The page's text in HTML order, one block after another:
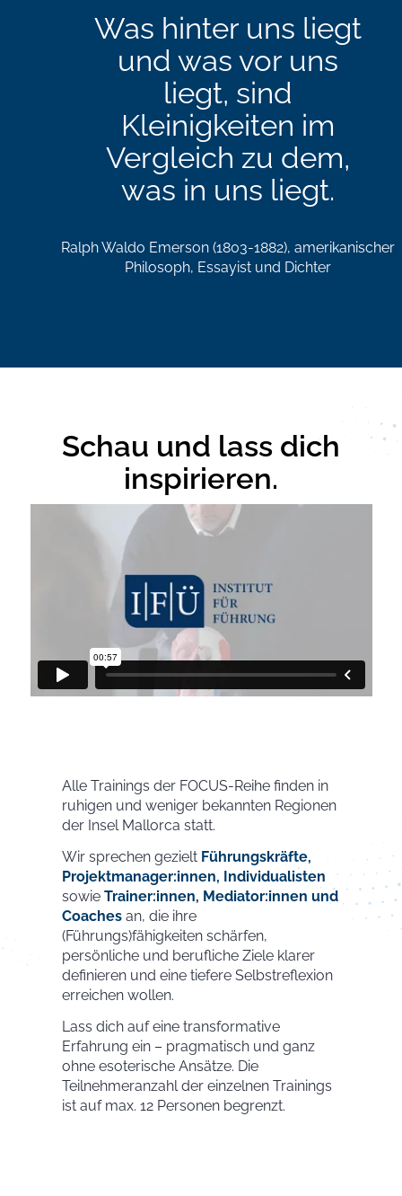
Was hinter uns liegt
und was vor uns
liegt, sind
Kleinigkeiten im
Vergleich zu dem,
was in uns liegt.
Ralph Waldo Emerson (1803-1882), amerikanischer
Philosoph, Essayist und Dichter
Schau und lass dich
inspirieren.
Alle Trainings der FOCUS-Reihe finden in
ruhigen und weniger bekannten Regionen
der Insel Mallorca statt.
Wir sprechen gezielt Führungskräfte,
Projektmanager:innen, Individualisten
sowieTrainer:innen, Mediator:innen und
Coachesan, die ihre
(Führungs)fähigkeiten schärfen,
persönliche und berufliche Ziele klarer
definieren und eine tiefere Selbstreflexion
erreichen wollen.
Lass dich auf eine transformative
Erfahrung ein – pragmatisch und ganz
ohne esoterische Ansätze. Die
Teilnehmeranzahl der einzelnen Trainings
ist auf max. 12 Personen begrenzt.